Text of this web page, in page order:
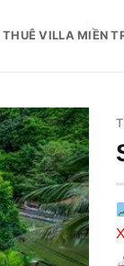
THUÊ VILLA MIỀN